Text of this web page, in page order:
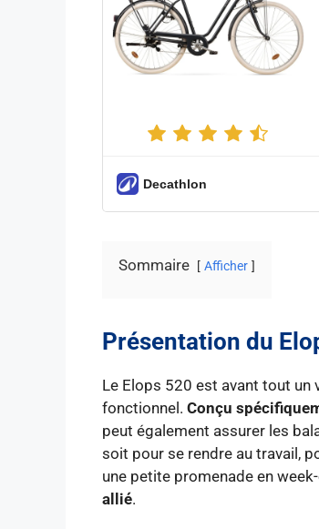
Decathlon
Sommaire Afficher
Présentation du
Le Elops 520 est avant tout un
fonctionnel. Conçu
peut également assurer les
soit pour se rendre au travail,
une petite promenade en
allié.